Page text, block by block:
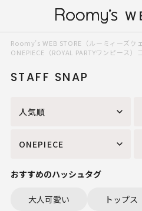
Roomy’s WEB STORE（ルーミィーズウ
ONEPIECE（ROYAL PARTYワンピース）
STAFF SNAP
人気順
ONEPIECE
おすすめのハッシュタグ
大人可愛い トップス